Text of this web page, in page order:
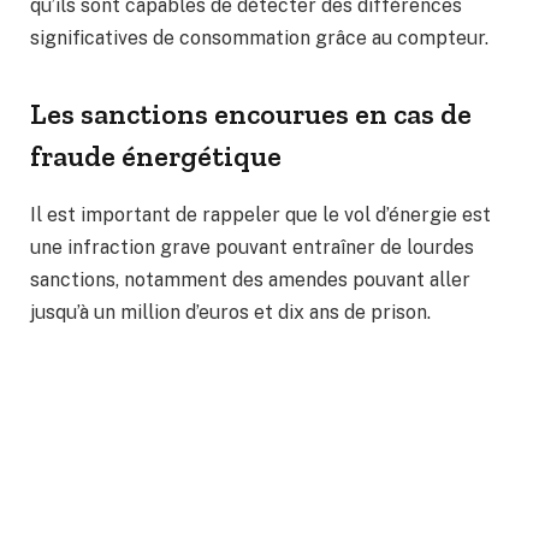
qu’ils sont capables de détecter des différences
significatives de consommation grâce au compteur.
Les sanctions encourues en cas de
fraude énergétique
Il est important de rappeler que le vol d’énergie est
une infraction grave pouvant entraîner de lourdes
sanctions, notamment des amendes pouvant aller
jusqu’à un million d’euros et dix ans de prison.